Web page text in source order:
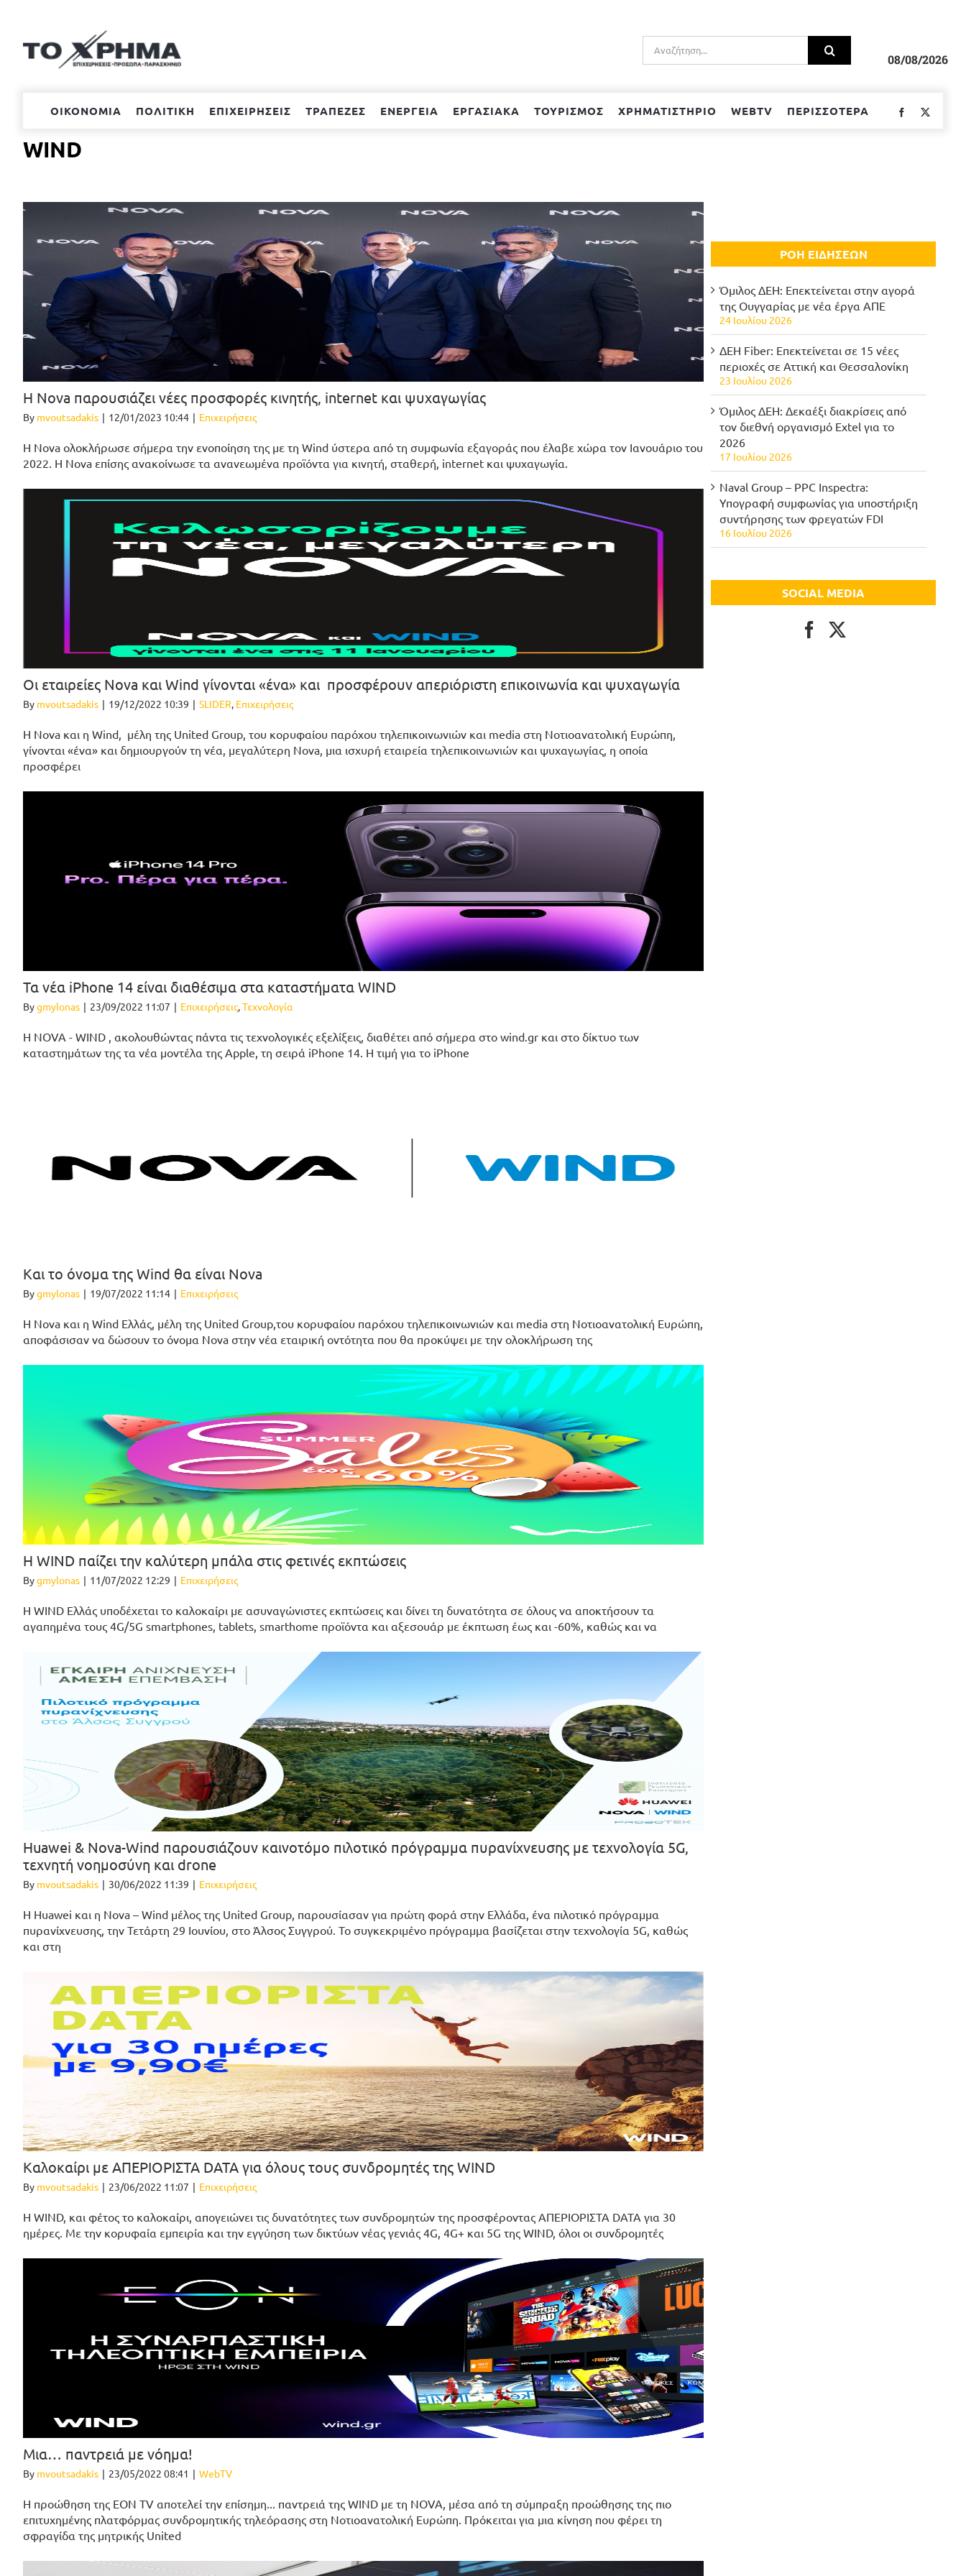
περιεχόμενο
Αναζήτηση
για:
08/08/2026
ΟΙΚΟΝΟΜΙΑ ΠΟΛΙΤΙΚΗ ΕΠΙΧΕΙΡΗΣΕΙΣ ΤΡΑΠΕΖΕΣ ΕΝΕΡΓΕΙΑ ΕΡΓΑΣΙΑΚΑ ΤΟΥΡΙΣΜΟΣ ΧΡΗΜΑΤΙΣΤΗΡΙΟ WEBTV ΠΕΡΙΣΣΟΤΕΡΑ Facebook
WIND
Η Nova παρουσιάζει νέες προσφορές κινητής, internet και ψυχαγωγίας
By mvoutsadakis | 12/01/2023 10:44 | Επιχειρήσεις
Η Nova ολοκλήρωσε σήμερα την ενοποίηση της με τη Wind ύστερα από τη συμφωνία εξαγοράς που έλαβε χώρα τον Ιανουάριο του
2022. Η Nova επίσης ανακοίνωσε τα ανανεωμένα προϊόντα για κινητή, σταθερή, internet και ψυχαγωγία.
Οι εταιρείες Nova και Wind γίνονται «ένα» και προσφέρουν απεριόριστη επικοινωνία και ψυχαγωγία
By mvoutsadakis | 19/12/2022 10:39 | SLIDER, Επιχειρήσεις
Η Nova και η Wind, μέλη της United Group, του κορυφαίου παρόχου τηλεπικοινωνιών και media στη Νοτιοανατολική Ευρώπη,
γίνονται «ένα» και δημιουργούν τη νέα, μεγαλύτερη Nova, μια ισχυρή εταιρεία τηλεπικοινωνιών και ψυχαγωγίας, η οποία
προσφέρει
Τα νέα iPhone 14 είναι διαθέσιμα στα καταστήματα WIND
Bygmylonas | 23/09/2022 11:07 | Επιχειρήσεις,Τεχνολογία
Η NOVA - WIND , ακολουθώντας πάντα τις τεχνολογικές εξελίξεις, διαθέτει από σήμερα στο wind.gr και στο δίκτυο των
καταστημάτων της τα νέα μοντέλα της Apple, τη σειρά iPhone 14. Η τιμή για το iPhone
Και το όνομα της Wind θα είναι Nova
Bygmylonas | 19/07/2022 11:14 | Επιχειρήσεις
Η Nova και η Wind Ελλάς, μέλη της United Group,του κορυφαίου παρόχου τηλεπικοινωνιών και media στη Νοτιοανατολική Ευρώπη,
αποφάσισαν να δώσουν το όνομα Nova στην νέα εταιρική οντότητα που θα προκύψει με την ολοκλήρωση της
Η WIND παίζει την καλύτερη μπάλα στις φετινές εκπτώσεις
Bygmylonas | 11/07/2022 12:29 | Επιχειρήσεις
H WIND Ελλάς υποδέχεται το καλοκαίρι με ασυναγώνιστες εκπτώσεις και δίνει τη δυνατότητα σε όλους να αποκτήσουν τα
αγαπημένα τους 4G/5G smartphones, tablets, smarthome προϊόντα και αξεσουάρ με έκπτωση έως και -60%, καθώς και να
Huawei & Nova-Wind παρουσιάζουν καινοτόμο πιλοτικό πρόγραμμα πυρανίχνευσης με τεχνολογία 5G,
τεχνητή νοημοσύνη και drone
By mvoutsadakis | 30/06/2022 11:39 | Επιχειρήσεις
Η Huawei και η Nova – Wind μέλος της United Group, παρουσίασαν για πρώτη φορά στην Ελλάδα, ένα πιλοτικό πρόγραμμα
πυρανίχνευσης, την Τετάρτη 29 Ιουνίου, στο Άλσος Συγγρού. Το συγκεκριμένο πρόγραμμα βασίζεται στην τεχνολογία 5G, καθώς
και στη
Καλοκαίρι με ΑΠΕΡΙΟΡΙΣΤΑ DATA για όλους τους συνδρομητές της WIND
By mvoutsadakis | 23/06/2022 11:07 | Επιχειρήσεις
H WIND, και φέτος το καλοκαίρι, απογειώνει τις δυνατότητες των συνδρομητών της προσφέροντας ΑΠΕΡΙΟΡΙΣΤΑ DATA για 30
ημέρες. Με την κορυφαία εμπειρία και την εγγύηση των δικτύων νέας γενιάς 4G, 4G+ και 5G της WIND, όλοι οι συνδρομητές
Μια… παντρειά με νόημα!
By mvoutsadakis | 23/05/2022 08:41 | WebTV
H προώθηση της EON TV αποτελεί την επίσημη... παντρειά της WIND με τη NOVA, μέσα από τη σύμπραξη προώθησης της πιο
επιτυχημένης πλατφόρμας συνδρομητικής τηλεόρασης στη Νοτιοανατολική Ευρώπη. Πρόκειται για μια κίνηση που φέρει τη
σφραγίδα της μητρικής United
ΡΟΗ ΕΙΔΗΣΕΩΝ
Όμιλος ΔΕΗ: Επεκτείνεται στην αγορά
της Ουγγαρίας με νέα έργα ΑΠΕ
24 Ιουλίου 2026
ΔΕΗ Fiber: Επεκτείνεται σε 15 νέες
περιοχές σε Αττική και Θεσσαλονίκη
23 Ιουλίου 2026
Όμιλος ΔΕΗ: Δεκαέξι διακρίσεις από
τον διεθνή οργανισμό Extel για το
2026
17 Ιουλίου 2026
Naval Group – PPC Inspectra:
Υπογραφή συμφωνίας για υποστήριξη
συντήρησης των φρεγατών FDI
16 Ιουλίου 2026
SOCIAL MEDIA